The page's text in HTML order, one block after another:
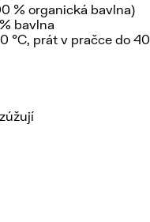
% organická bavlna)
bavlna
°C, prát v pračce do